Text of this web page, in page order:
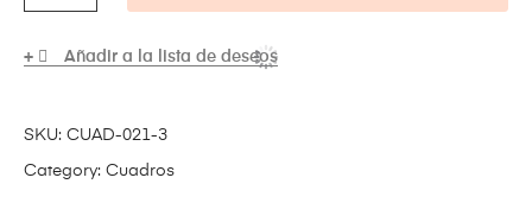
Añadir a la lista de deseos
SKU: CUAD-021-3
Category: Cuadros